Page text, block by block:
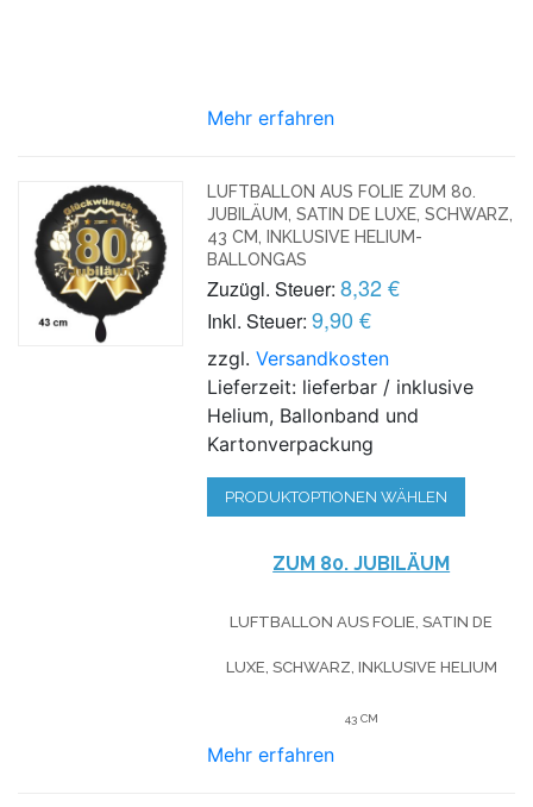
Mehr erfahren
LUFTBALLON AUS FOLIE ZUM 80.
JUBILÄUM, SATIN DE LUXE, SCHWARZ,
43 CM, INKLUSIVE HELIUM-
BALLONGAS
Zuzügl. Steuer: 8,32 €
Inkl. Steuer: 9,90 €
zzgl.Versandkosten
Lieferzeit: lieferbar / inklusive
Helium, Ballonband und
Kartonverpackung
PRODUKTOPTIONEN WÄHLEN
ZUM 80. JUBILÄUM
LUFTBALLON AUS FOLIE, SATIN DE
LUXE, SCHWARZ, INKLUSIVE HELIUM
43 CM
Mehr erfahren